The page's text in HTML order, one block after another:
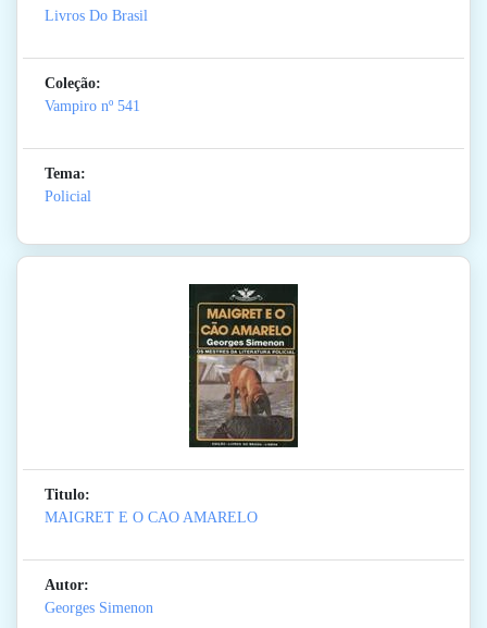
Livros Do Brasil
Coleção:
Vampiro nº 541
Tema:
Policial
Titulo:
MAIGRET E O CAO AMARELO
Autor:
Georges Simenon